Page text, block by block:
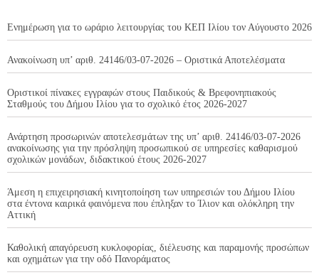
Ενημέρωση για το ωράριο λειτουργίας του ΚΕΠ Ιλίου τον Αύγουστο 2026
Ανακοίνωση υπ’ αριθ. 24146/03-07-2026 – Οριστικά Αποτελέσματα
Οριστικοί πίνακες εγγραφών στους Παιδικούς & Βρεφονηπιακούς
Σταθμούς του Δήμου Ιλίου για το σχολικό έτος 2026-2027
Ανάρτηση προσωρινών αποτελεσμάτων της υπ’ αριθ. 24146/03-07-2026
ανακοίνωσης για την πρόσληψη προσωπικού σε υπηρεσίες καθαρισμού
σχολικών μονάδων, διδακτικού έτους 2026-2027
Άμεση η επιχειρησιακή κινητοποίηση των υπηρεσιών του Δήμου Ιλίου
στα έντονα καιρικά φαινόμενα που έπληξαν το Ίλιον και ολόκληρη την
Αττική
Καθολική απαγόρευση κυκλοφορίας, διέλευσης και παραμονής προσώπων
και οχημάτων για την οδό Πανοράματος